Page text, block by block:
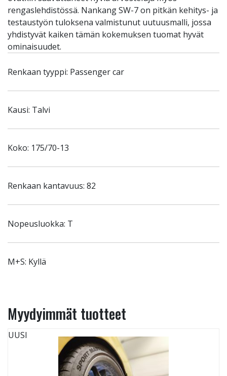
rengaslehdistössä. Nankang SW-7 on pitkän kehitys- ja
testaustyön tuloksena valmistunut uutuusmalli, jossa
yhdistyvät kaiken tämän kokemuksen tuomat hyvät
ominaisuudet.
Renkaan tyyppi: Passenger car
Kausi: Talvi
Koko: 175/70-13
Renkaan kantavuus: 82
Nopeusluokka: T
M+S: Kyllä
Myydyimmät tuotteet
UUSI